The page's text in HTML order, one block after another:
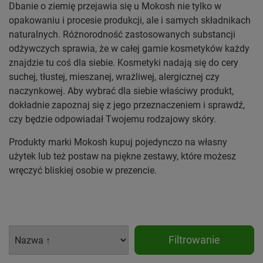
Dbanie o ziemię przejawia się u Mokosh nie tylko w
opakowaniu i procesie produkcji, ale i samych składnikach
naturalnych. Różnorodność zastosowanych substancji
odżywczych sprawia, że w całej gamie kosmetyków każdy
znajdzie tu coś dla siebie. Kosmetyki nadają się do cery
suchej, tłustej, mieszanej, wrażliwej, alergicznej czy
naczynkowej. Aby wybrać dla siebie właściwy produkt,
dokładnie zapoznaj się z jego przeznaczeniem i sprawdź,
czy będzie odpowiadał Twojemu rodzajowy skóry.
Produkty marki Mokosh kupuj pojedynczo na własny
użytek lub też postaw na piękne zestawy, które możesz
wręczyć bliskiej osobie w prezencie.
Filtrowanie